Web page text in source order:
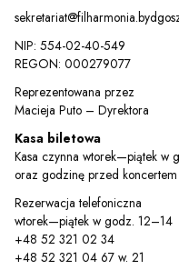
NIP: 554-02-40-549
REGON: 000279077
Reprezentowana przez
Macieja Puto – Dyrektora
Kasa biletowa
Kasa czynna wtorek—piątek w
oraz godzinę przed koncertem
Rezerwacja telefoniczna
wtorek—piątek w godz. 12–14
+48 52 321 02 34
+48 52 321 04 67 w. 21